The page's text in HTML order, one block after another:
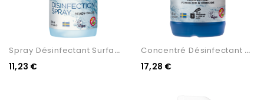
S
Pray Désinfectant Surface...
11,23 €
C
Oncentré Désinfectant Des...
17,28 €